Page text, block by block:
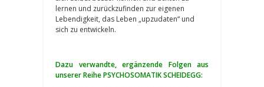
lernen und zurückzufinden zur eigenen
Lebendigkeit, das Leben „upzudaten“ und
sich zu entwickeln.
Dazu verwandte, ergänzende Folgen aus
unserer Reihe PSYCHOSOMATIK SCHEIDEGG: